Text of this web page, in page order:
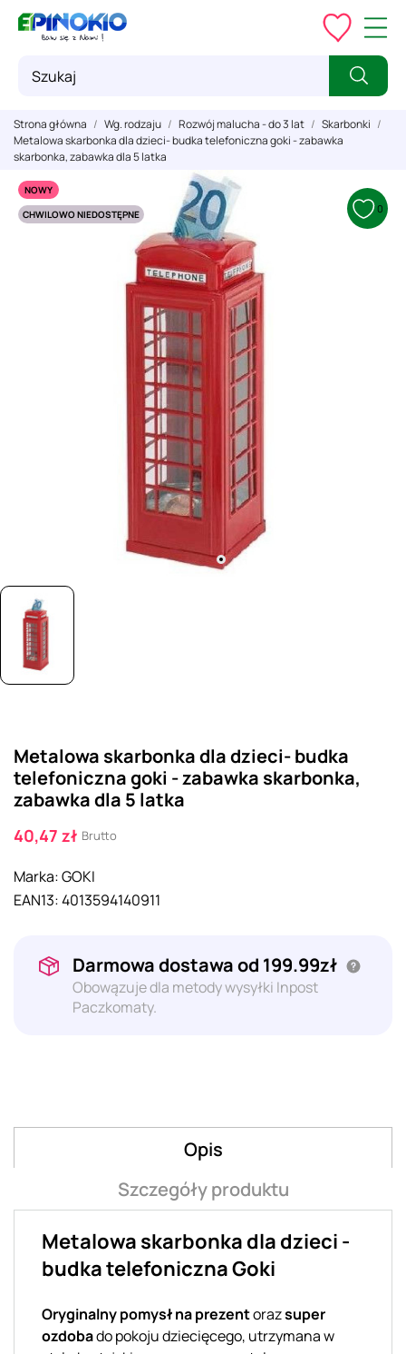
Strona główna Wg. rodzaju Rozwój malucha - do 3 lat
Skarbonki
Metalowa skarbonka dla dzieci- budka telefoniczna goki - zabawka
skarbonka, zabawka dla 5 latka
NOWY
CHWILOWO NIEDOSTĘPNE
0
Metalowa skarbonka dla dzieci- budka
telefoniczna goki - zabawka skarbonka,
zabawka dla 5 latka
40,47 zł Brutto
Marka:GOKI
EAN13:4013594140911
Darmowa dostawa od 199.99zł
Obowązuje dla metody wysyłki Inpost
Paczkomaty.
Opis
Szczegóły produktu
Metalowa skarbonka dla dzieci -
budka telefoniczna Goki
Oryginalny pomysł na prezentorazsuper
ozdobado pokoju dziecięcego, utrzymana w